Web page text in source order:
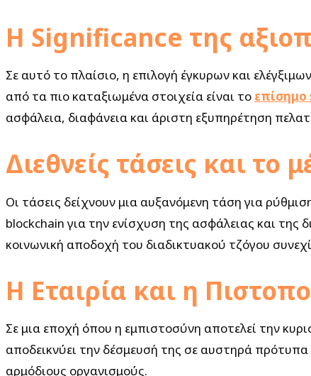
H Significance της
Σε αυτό το πλαίσιο, η επιλογή έγκυρων και
από τα πιο καταξιωμένα στοιχεία είναι το επίσημο
ασφάλεια, διαφάνεια και άριστη εξυπηρέτηση
Διεθνείς τάσεις και το
Οι τάσεις δείχνουν μια αυξανόμενη τάση για
blockchain για την ενίσχυση της ασφάλειας και της
κοινωνική αποδοχή του διαδικτυακού τζόγου
Η Εταιρία και η
Σε μια εποχή όπου η εμπιστοσύνη αποτελεί την
αποδεικνύει την δέσμευσή της σε αυστηρά
αρμόδιους οργανισμούς.